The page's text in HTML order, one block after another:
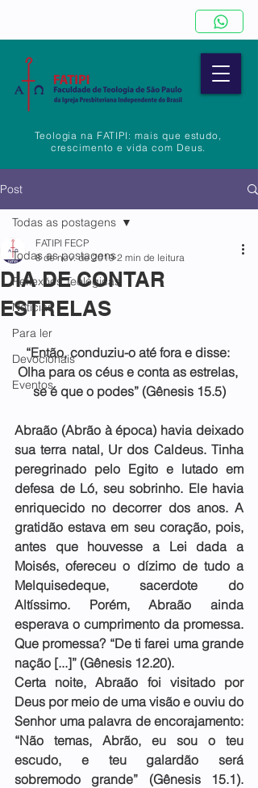
Teologia na FATIPI: mais que estudo,
crescimento e vida com Deus.
Post
Todas as postagens
Reflexões Teológicas
Notícias
Para ler
Devocionais
Eventos
Todas as postagens
DIA DE CONTAR
ESTRELAS
FATIPI FECP
8 de nov. de 2019 2 min de leitura
“Então, conduziu-o até fora e disse:
Olha para os céus e conta as estrelas,
se é que o podes” (Gênesis 15.5)
Abraão (Abrão à época) havia deixado
sua terra natal, Ur dos Caldeus. Tinha
peregrinado pelo Egito e lutado em
defesa de Ló, seu sobrinho. Ele havia
enriquecido no decorrer dos anos. A
gratidão estava em seu coração, pois,
antes que houvesse a Lei dada a
Moisés, ofereceu o dízimo de tudo a
Melquisedeque, sacerdote do
Altíssimo. Porém, Abraão ainda
esperava o cumprimento da promessa.
Que promessa? “De ti farei uma grande
nação [...]” (Gênesis 12.20).
Certa noite, Abraão foi visitado por
Deus por meio de uma visão e ouviu do
Senhor uma palavra de encorajamento:
“Não temas, Abrão, eu sou o teu
escudo, e teu galardão será
sobremodo grande” (Gênesis 15.1).